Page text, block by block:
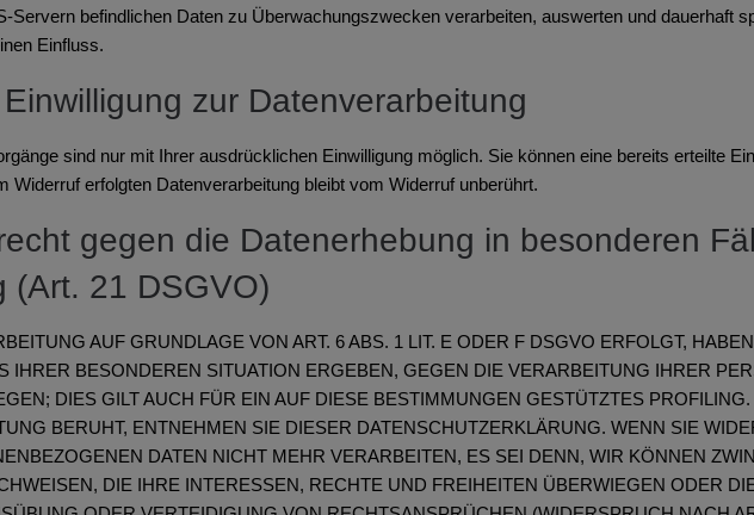
Servern befindlichen Daten zu Überwachungszwecken verarbeiten, auswerten und dauerhaft
Einfluss.
zur Datenverarbeitung
sind nur mit Ihrer ausdrücklichen Einwilligung möglich. Sie können eine bereits erteilte
Widerruf erfolgten Datenverarbeitung bleibt vom Widerruf unberührt.
gegen die Datenerhebung in besonderen
(Art. 21 DSGVO)
AUF GRUNDLAGE VON ART. 6 ABS. 1 LIT. E ODER F DSGVO ERFOLGT,
IHRER BESONDEREN SITUATION ERGEBEN, GEGEN DIE VERARBEITUNG IHRER
DIES GILT AUCH FÜR EIN AUF DIESE BESTIMMUNGEN GESTÜTZTES
BERUHT, ENTNEHMEN SIE DIESER DATENSCHUTZERKLÄRUNG. WENN SIE
DATEN NICHT MEHR VERARBEITEN, ES SEI DENN, WIR KÖNNEN
DIE IHRE INTERESSEN, RECHTE UND FREIHEITEN ÜBERWIEGEN ODER